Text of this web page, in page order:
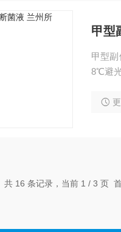
甲型
甲型副伤寒诊断菌液 兰州所
8℃避
共 16 条记录，当前 1 / 3 页